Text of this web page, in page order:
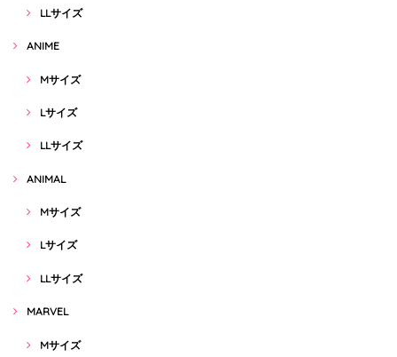
LLサイズ
ANIME
Mサイズ
Lサイズ
LLサイズ
ANIMAL
Mサイズ
Lサイズ
LLサイズ
MARVEL
Mサイズ